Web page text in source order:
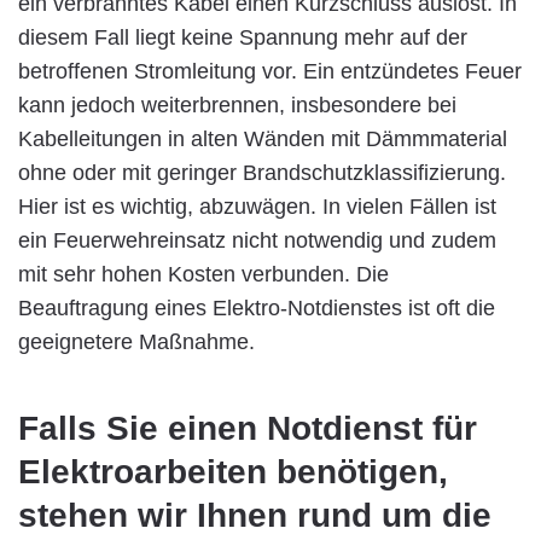
diesem Fall liegt keine Spannung mehr auf der
betroffenen Stromleitung vor. Ein entzündetes Feuer
kann jedoch weiterbrennen, insbesondere bei
Kabelleitungen in alten Wänden mit Dämmmaterial
ohne oder mit geringer Brandschutzklassifizierung.
Hier ist es wichtig, abzuwägen. In vielen Fällen ist
ein Feuerwehreinsatz nicht notwendig und zudem
mit sehr hohen Kosten verbunden. Die
Beauftragung eines Elektro-Notdienstes ist oft die
geeignetere Maßnahme.
Falls Sie einen Notdienst für
Elektroarbeiten benötigen,
stehen wir Ihnen rund um die